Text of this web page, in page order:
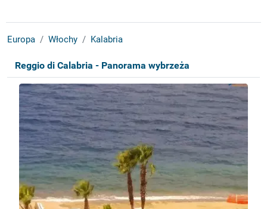
Europa Włochy Kalabria
Reggio di Calabria - Panorama wybrzeża